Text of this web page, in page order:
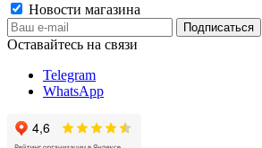
Новости магазина
Оставайтесь на связи
Telegram
WhatsApp